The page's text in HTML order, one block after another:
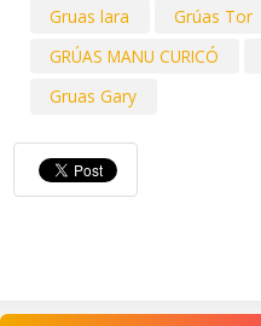
Gruas lara
Grúas Tor
GRÚAS MANU CURICÓ
Gruas Gary